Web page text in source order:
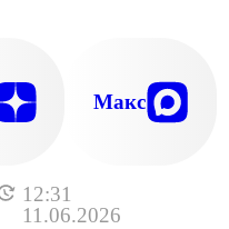
12:31
11.06.2026
Макс